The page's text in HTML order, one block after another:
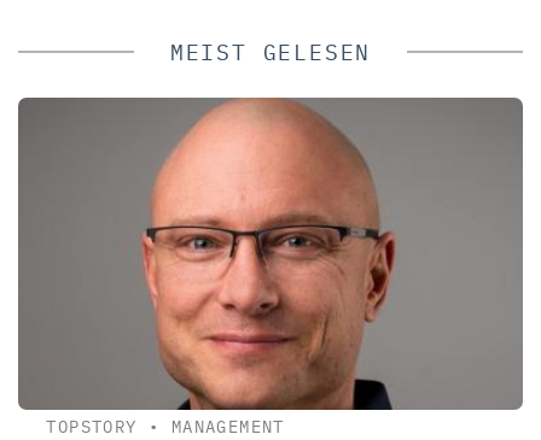
MEIST GELESEN
TOPSTORY • MANAGEMENT